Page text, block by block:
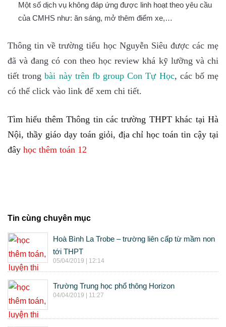
Một số dịch vụ không đáp ứng được linh hoạt theo yêu cầu
của CMHS như: ăn sáng, mở thêm điểm xe,…
Thông tin về trường tiểu học Nguyễn Siêu được các mẹ
đã và đang có con theo học review khá kỹ lưỡng và chi
tiết trongbài này trên fb group Con Tự Học, các bố mẹ
có thể click vào link để xem chi tiết.
Tìm hiểu thêm Thông tin các trường THPT khác tại Hà
Nội, thầy giáo dạy toán giỏi, địa chỉ học toán tin cậy tại
đây học thêm toán 12
Tin cùng chuyên mục
Hoà Bình La Trobe – trường liên cấp từ mầm non
tới THPT
05/04/2019 | 12:14
Trường Trung học phổ thông Horizon
04/04/2019 | 11:27